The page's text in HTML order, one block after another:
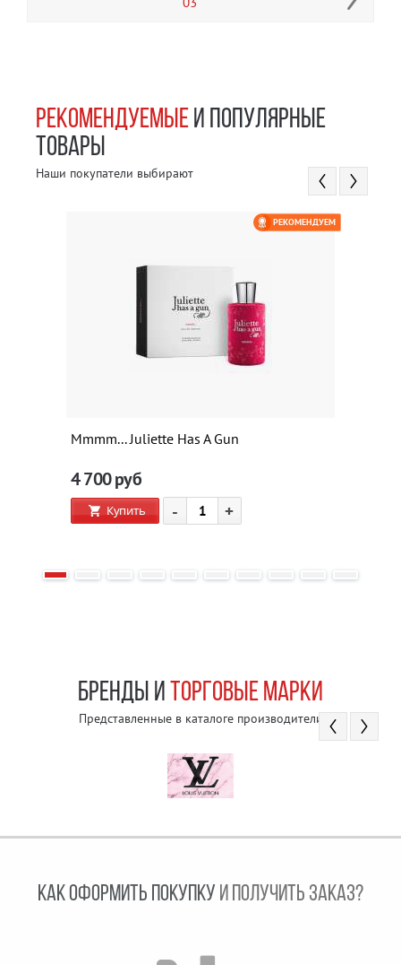
РЕКОМЕНДУЕМЫЕИ ПОПУЛЯРНЫЕ
ТОВАРЫ
Наши покупатели выбирают
Mmmm... Juliette Has A Gun
4 700руб
Купить - +
РЕКОМЕНДУЕМ
БРЕНДЫ И ТОРГОВЫЕ МАРКИ
Представленные в каталоге производители
КАК ОФОРМИТЬ ПОКУПКУ И ПОЛУЧИТЬ ЗАКАЗ?